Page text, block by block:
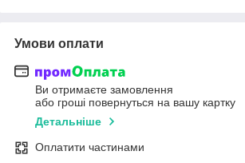
Умови оплати
Ви отримаєте замовлення
або гроші повернуться на вашу картку
Детальніше
Оплатити частинами